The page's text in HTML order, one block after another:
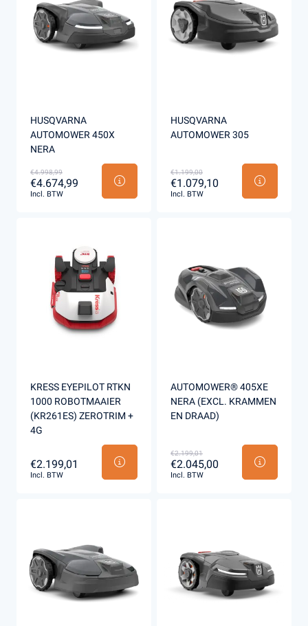
HUSQVARNA
AUTOMOWER 450X
NERA
€4.998,99
€4.674,99
Incl. BTW
HUSQVARNA
AUTOMOWER 305
€1.199,00
€1.079,10
Incl. BTW
KRESS EYEPILOT RTKN
1000 ROBOTMAAIER
(KR261ES) ZEROTRIM +
4G
€2.199,01
Incl. BTW
AUTOMOWER® 405XE
NERA (EXCL. KRAMMEN
EN DRAAD)
€2.199,01
€2.045,00
Incl. BTW